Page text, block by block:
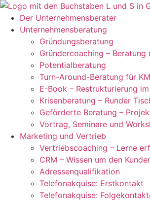
Zum
Inhalt
springen
Der Unternehmensberater
Unternehmensberatung
Gründungsberatung
Gründercoaching –
Potentialberatung
Turn-Around-Beratung für
E-Book – Restrukturierung
Krisenberatung – Runder
Geförderte Beratung –
Vortrag, Seminare und
Marketing und Vertrieb
Vertriebscoaching – Lerne
CRM – Wissen um den
Adressenqualifikation
Telefonakquise: Erstkontakt
Telefonakquise: